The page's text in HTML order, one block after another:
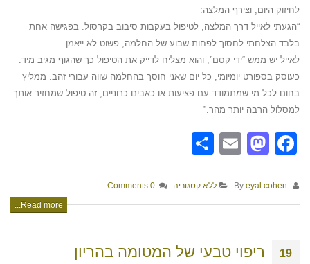
לחיזוק היום, וצירף המלצה:
“הגעתי לאייל דרך המלצה, לטיפול בעקבות סיבוב בקרסול. בפגישה אחת
בלבד הצלחתי לחסוך לפחות שבוע של החלמה, פשוט לא ייאמן.
לאייל יש ממש “ידי קסם”, והוא מצליח לדייק את הטיפול כך שהגוף מגיב מיד.
כעוסק בספורט יומיומי, כל יום שאני חוסך בהחלמה שווה עבורי זהב. ממליץ
בחום לכל מי שמתמודד עם פציעות או כאבים כרוניים, זה טיפול שמחזיר אותך
למסלול הרבה יותר מהר.”
Facebook
Mastodon
Email
eyal cohen ללא קטגוריה 0 Comments
Read more...
19 ריפוי טבעי של המטומה בהריון